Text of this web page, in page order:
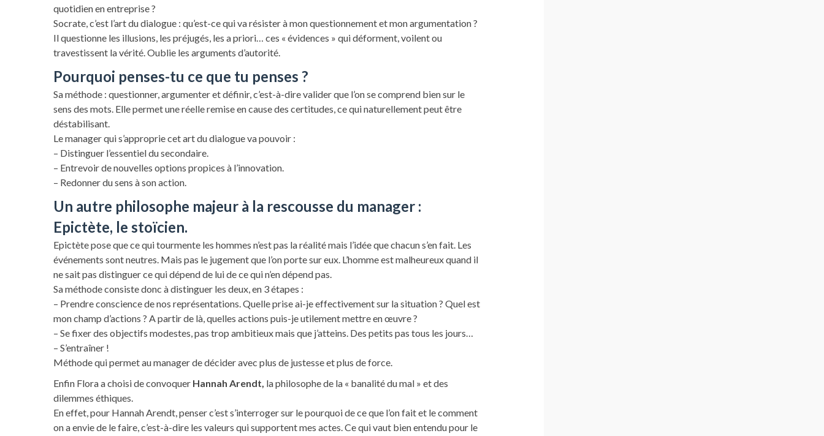
quotidien en entreprise ?
Socrate, c’est l’art du dialogue : qu’est-ce qui va résister à mon questionnement et mon argumentation ?
Il questionne les illusions, les préjugés, les a priori… ces « évidences » qui déforment, voilent ou
travestissent la vérité. Oublie les arguments d’autorité.
Pourquoi penses-tu ce que tu penses ?
Sa méthode : questionner, argumenter et définir, c’est-à-dire valider que l’on se comprend bien sur le
sens des mots. Elle permet une réelle remise en cause des certitudes, ce qui naturellement peut être
déstabilisant.
Le manager qui s’approprie cet art du dialogue va pouvoir :
– Distinguer l’essentiel du secondaire.
– Entrevoir de nouvelles options propices à l’innovation.
– Redonner du sens à son action.
Un autre philosophe majeur à la rescousse du manager :
Epictète, le stoïcien.
Epictète pose que ce qui tourmente les hommes n’est pas la réalité mais l’idée que chacun s’en fait. Les
événements sont neutres. Mais pas le jugement que l’on porte sur eux. L’homme est malheureux quand il
ne sait pas distinguer ce qui dépend de lui de ce qui n’en dépend pas.
Sa méthode consiste donc à distinguer les deux, en 3 étapes :
– Prendre conscience de nos représentations. Quelle prise ai-je effectivement sur la situation ? Quel est
mon champ d’actions ? A partir de là, quelles actions puis-je utilement mettre en œuvre ?
– Se fixer des objectifs modestes, pas trop ambitieux mais que j’atteins. Des petits pas tous les jours…
– S’entraîner !
Méthode qui permet au manager de décider avec plus de justesse et plus de force.
Enfin Flora a choisi de convoquer Hannah Arendt, la philosophe de la « banalité du mal » et des
dilemmes éthiques.
En effet, pour Hannah Arendt, penser c’est s’interroger sur le pourquoi de ce que l’on fait et le comment
on a envie de le faire, c’est-à-dire les valeurs qui supportent mes actes. Ce qui vaut bien entendu pour le